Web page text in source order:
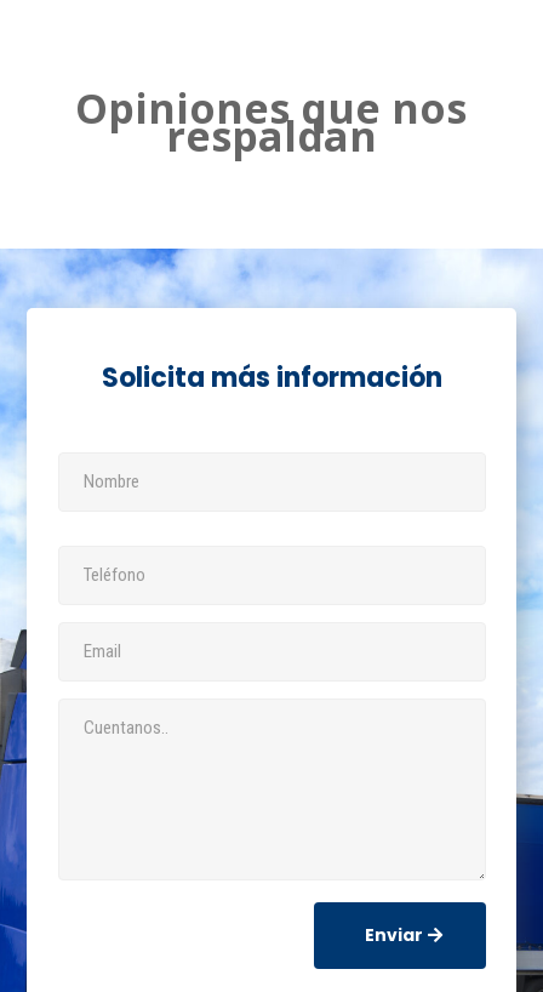
Opiniones que nos
respaldan
Solicita más información
Enviar